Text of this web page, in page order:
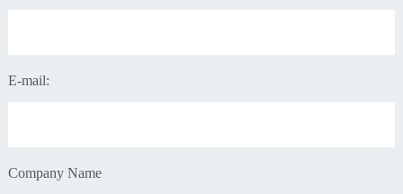
E-mail:
Company Name